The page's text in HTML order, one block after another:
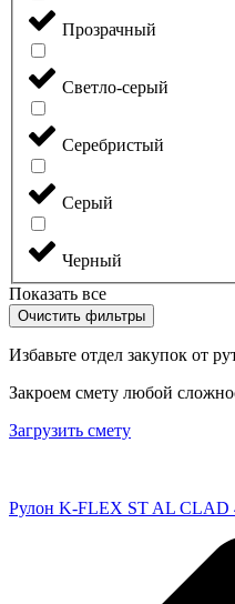
Прозрачный
Светло-серый
Серебристый
Серый
Черный
Показать все
Очистить фильтры
Избавьте отдел закупок от
Закроем смету любой
Загрузить смету
Рулон K-FLEX ST AL CLAD